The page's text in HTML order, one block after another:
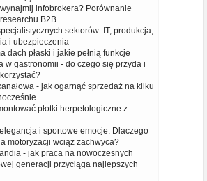
infobrokera? Porównanie
B2B
sektorów: IT, produkcja,
i ubezpieczenia
dach płaski i jakie pełnią funkcje
w gastronomii - do czego się przyda i
- jak ogarnąć sprzedaż na kilku
płotki herpetologiczne z
i sportowe emocje. Dlaczego
motoryzacji wciąż zachwyca?
- jak praca na nowoczesnych
generacji przyciąga najlepszych